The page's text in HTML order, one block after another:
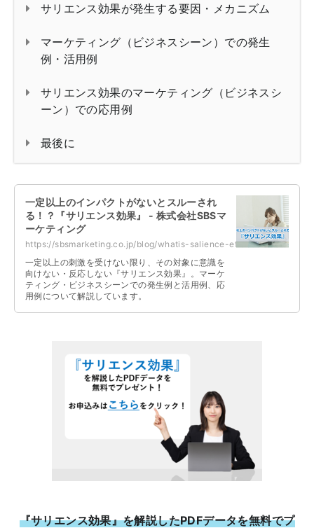
サリエンス効果が発生する要因・メカニズム
マーケティング（ビジネスシーン）での発生
例・活用例
サリエンス効果のマーケティング（ビジネスシ
ーン）での応用例
最後に
一定以上のインパクトがないとスルーされ
る！？『サリエンス効果』 - 株式会社SBSマ
ーケティング
https://sbsmarketing.co.jp/blog/whatis-salience-effect-2023-06/
一定以上の刺激を受けない限り、その対象に意識を
向けない・反応しない『サリエンス効果』。マーケ
ティング・ビジネスシーンでの発生例と活用例、応
用例について解説しています。
『サリエンス効果』を解説したPDFデータを無料でプ